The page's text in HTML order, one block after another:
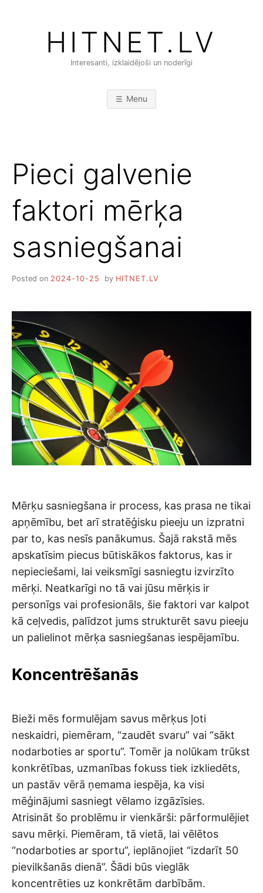
HITNET.LV
Interesanti, izklaidējoši un noderīgi
Menu
Pieci galvenie
faktori mērķa
sasniegšanai
Posted on 2024-10-25 by HITNET.LV
Mērķu sasniegšana ir process, kas prasa ne tikai
apņēmību, bet arī stratēģisku pieeju un izpratni
par to, kas nesīs panākumus. Šajā rakstā mēs
apskatīsim piecus būtiskākos faktorus, kas ir
nepieciešami, lai veiksmīgi sasniegtu izvirzīto
mērķi. Neatkarīgi no tā vai jūsu mērķis ir
personīgs vai profesionāls, šie faktori var kalpot
kā ceļvedis, palīdzot jums strukturēt savu pieeju
un palielinot mērķa sasniegšanas iespējamību.
Koncentrēšanās
Bieži mēs formulējam savus mērķus ļoti
neskaidri, piemēram, “zaudēt svaru” vai “sākt
nodarboties ar sportu”. Tomēr ja nolūkam trūkst
konkrētības, uzmanības fokuss tiek izkliedēts,
un pastāv vērā ņemama iespēja, ka visi
mēģinājumi sasniegt vēlamo izgāzīsies.
Atrisināt šo problēmu ir vienkārši: pārformulējiet
savu mērķi. Piemēram, tā vietā, lai vēlētos
“nodarboties ar sportu”, ieplānojiet “izdarīt 50
pievilkšanās dienā”. Šādi būs vieglāk
koncentrēties uz konkrētām darbībām.